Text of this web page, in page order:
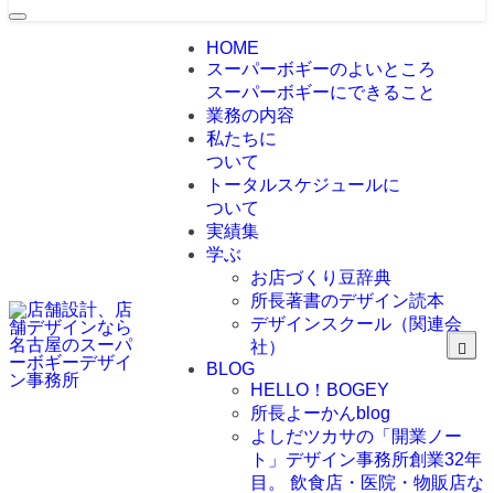
HOME
スーパーボギーのよいところ
スーパーボギーにできること
業務の内容
私たちに
ついて
トータルスケジュールに
ついて
実績集
学ぶ
お店づくり豆辞典
所長著書のデザイン読本
デザインスクール（関連会
社）
BLOG
HELLO！BOGEY
所長よーかんblog
よしだツカサの「開業ノー
ト」 デザイン事務所創業32年
目。 飲食店・医院・物販店な